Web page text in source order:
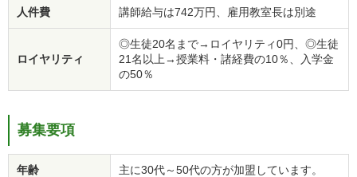
人件費 講師給与は742万円、雇用教室長は別途
ロイヤリティ
◎生徒20名まで→ロイヤリティ0円、◎生徒
21名以上→授業料・諸経費の10％、入学金
の50％
募集要項
年齢 主に30代～50代の方が加盟しています。